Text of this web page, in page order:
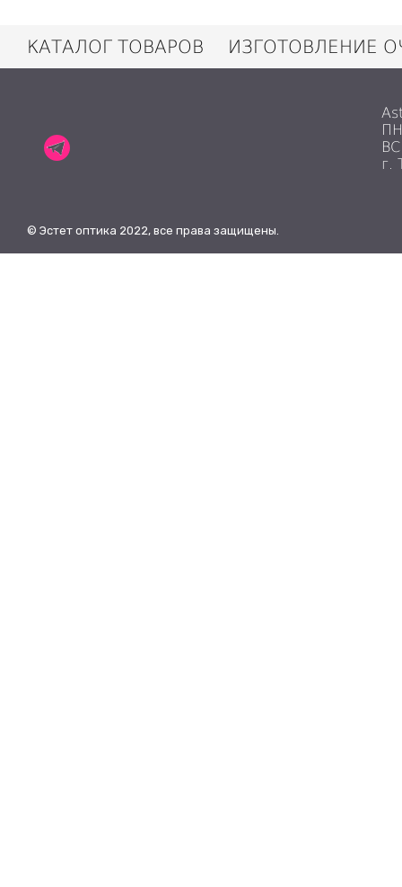
КАТАЛОГ ТОВАРОВ ИЗГОТОВЛЕНИЕ
г.
© Эстет оптика 2022, все права защищены.